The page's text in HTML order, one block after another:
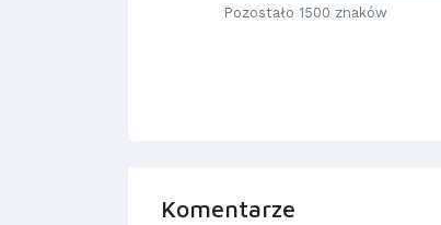
Pozostało 1500 znaków
Komentarze